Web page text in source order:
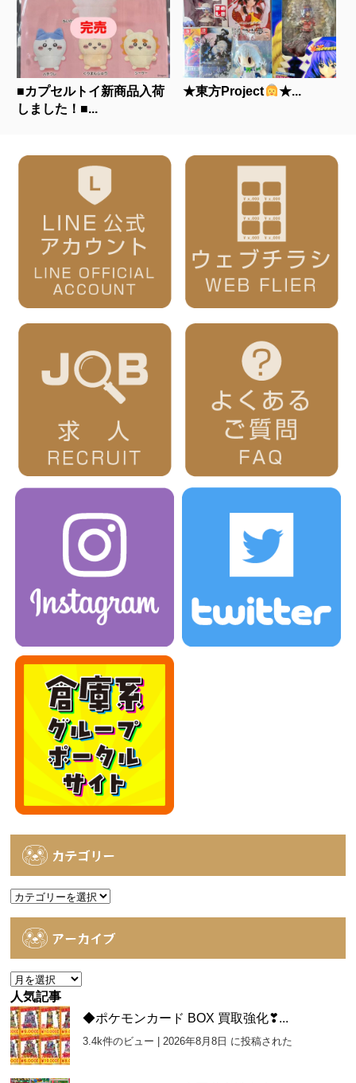
■カプセルトイ新商品入荷
しました！■...
★東方Project ★...
カテゴリー
カ
アーカイブ
ア
ー
カ
イ
ブ
人気記事
◆ポケモンカード BOX 買取強化❣...
3.4k件のビュー |2026年8月8日 に投稿された